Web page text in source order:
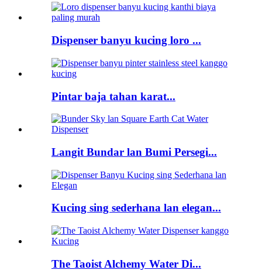
Dispenser banyu kucing loro ...
Pintar baja tahan karat...
Langit Bundar lan Bumi Persegi...
Kucing sing sederhana lan elegan...
The Taoist Alchemy Water Di...